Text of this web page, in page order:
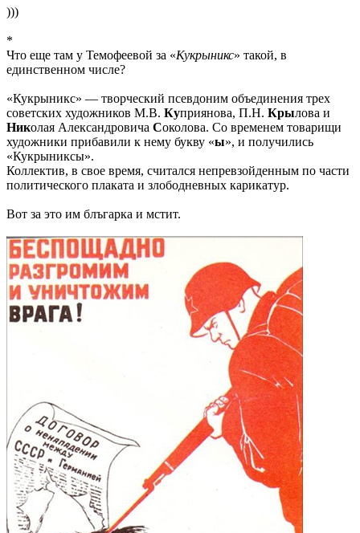
)))
*
Что еще там у Темофеевой за «Кукрыникс» такой, в
единственном числе?
«Кукрыникс» — творческий псевдоним объединения трех
советских художников М.В. Куприянова, П.Н. Крылова и
Николая Александровича Соколова. Со временем товарищи
художники прибавили к нему букву «ы», и получились
«Кукрыниксы».
Коллектив, в свое время, считался непревзойденным по части
политического плаката и злободневных карикатур.
Вот за это им блъгарка и мстит.